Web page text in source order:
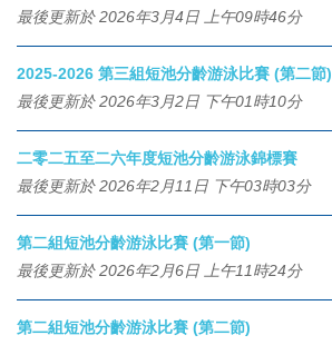
最後更新於 2026年3月4日 上午09時46分
2025-2026 第三組短池分齡游泳比賽 (第二節)
最後更新於 2026年3月2日 下午01時10分
二零二五至二六年度短池分齡游泳錦標賽
最後更新於 2026年2月11日 下午03時03分
第二組短池分齡游泳比賽 (第一節)
最後更新於 2026年2月6日 上午11時24分
第二組短池分齡游泳比賽 (第二節)